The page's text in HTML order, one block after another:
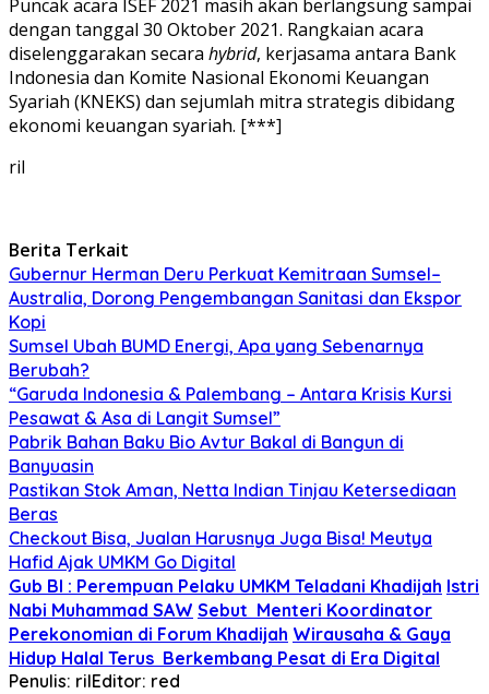
Puncak acara ISEF 2021 masih akan berlangsung sampai
dengan tanggal 30 Oktober 2021. Rangkaian acara
diselenggarakan secara hybrid, kerjasama antara Bank
Indonesia dan Komite Nasional Ekonomi Keuangan
Syariah (KNEKS) dan sejumlah mitra strategis dibidang
ekonomi keuangan syariah. [***]
ril
Berita Terkait
Gubernur Herman Deru Perkuat Kemitraan Sumsel–
Australia, Dorong Pengembangan Sanitasi dan Ekspor
Kopi
Sumsel Ubah BUMD Energi, Apa yang Sebenarnya
Berubah?
“Garuda Indonesia & Palembang – Antara Krisis Kursi
Pesawat & Asa di Langit Sumsel”
Pabrik Bahan Baku Bio Avtur Bakal di Bangun di
Banyuasin
Pastikan Stok Aman, Netta Indian Tinjau Ketersediaan
Beras
Checkout Bisa, Jualan Harusnya Juga Bisa! Meutya
Hafid Ajak UMKM Go Digital
Gub BI : Perempuan Pelaku UMKM Teladani Khadijah Istri
Nabi Muhammad SAW Sebut Menteri Koordinator
Perekonomian di Forum Khadijah Wirausaha & Gaya
Hidup Halal Terus Berkembang Pesat di Era Digital
Penulis: rilEditor: red